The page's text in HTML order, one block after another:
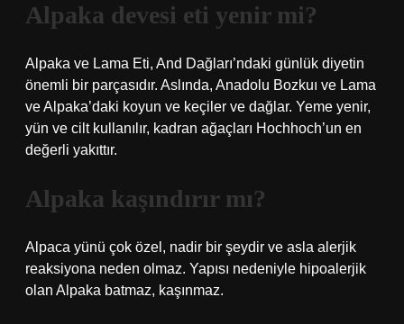
Alpaka devesi eti yenir mi?
Alpaka ve Lama Eti, And Dağları’ndaki günlük diyetin
önemli bir parçasıdır. Aslında, Anadolu Bozkuı ve Lama
ve Alpaka’daki koyun ve keçiler ve dağlar. Yeme yenir,
yün ve cilt kullanılır, kadran ağaçları Hochhoch’un en
değerli yakıttır.
Alpaka kaşındırır mı?
Alpaca yünü çok özel, nadir bir şeydir ve asla alerjik
reaksiyona neden olmaz. Yapısı nedeniyle hipoalerjik
olan Alpaka batmaz, kaşınmaz.